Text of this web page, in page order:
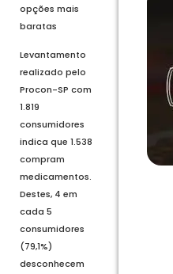
opções mais
baratas
Levantamento
realizado pelo
Procon-SP com
1.819
consumidores
indica que 1.538
compram
medicamentos.
Destes, 4 em
cada 5
consumidores
(79,1%)
desconhecem